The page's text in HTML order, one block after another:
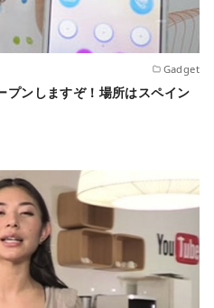
Gadget
ンしますぞ！場所はスペイン